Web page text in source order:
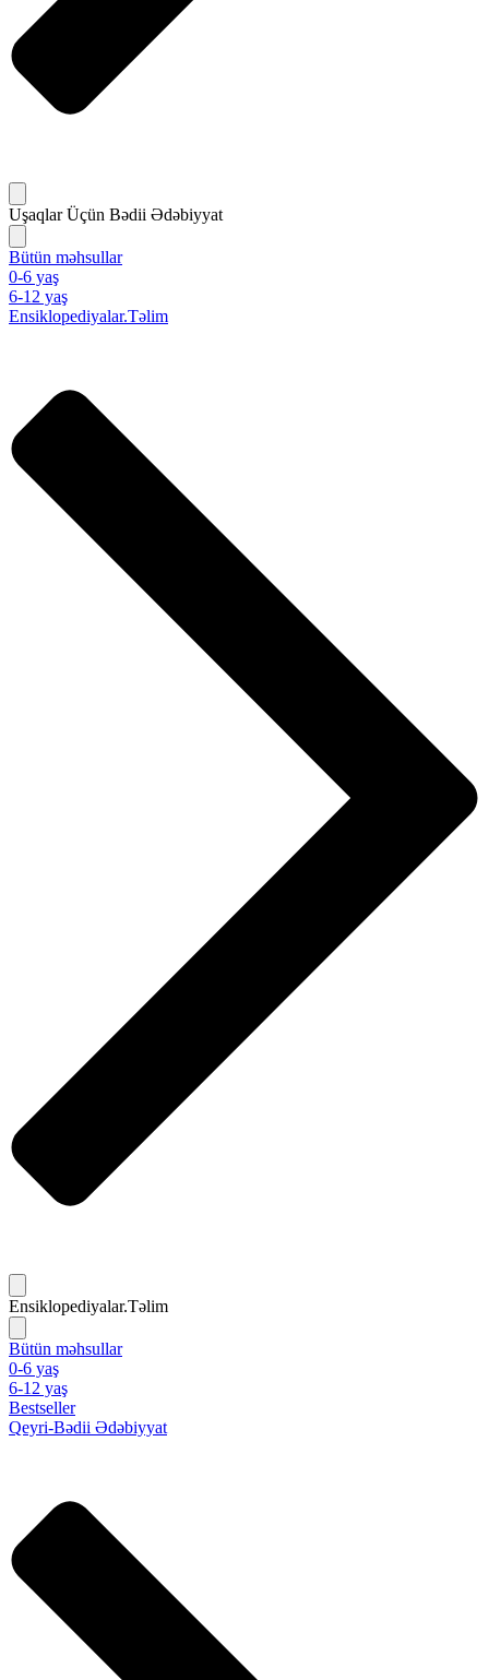
Uşaqlar Üçün Bədii Ədəbiyyat
Bütün məhsullar
0-6 yaş
6-12 yaş
Ensiklopediyalar.Təlim
Ensiklopediyalar.Təlim
Bütün məhsullar
0-6 yaş
6-12 yaş
Bestseller
Qeyri-Bədii Ədəbiyyat